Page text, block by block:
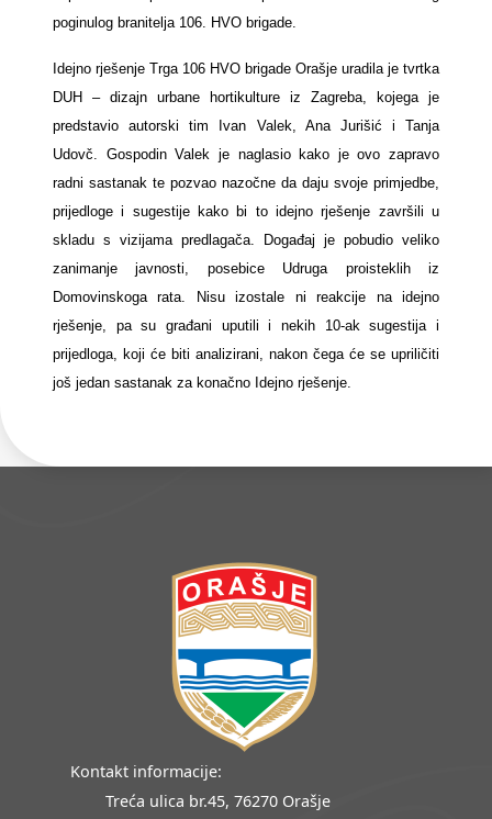
poginulog branitelja 106. HVO brigade.
Idejno rješenje Trga 106 HVO brigade Orašje uradila je tvrtka
DUH – dizajn urbane hortikulture iz Zagreba, kojega je
predstavio autorski tim Ivan Valek, Ana Jurišić i Tanja
Udovč. Gospodin Valek je naglasio kako je ovo zapravo
radni sastanak te pozvao nazočne da daju svoje primjedbe,
prijedloge i sugestije kako bi to idejno rješenje završili u
skladu s vizijama predlagača. Događaj je pobudio veliko
zanimanje javnosti, posebice Udruga proisteklih iz
Domovinskoga rata. Nisu izostale ni reakcije na idejno
rješenje, pa su građani uputili i nekih 10-ak sugestija i
prijedloga, koji će biti analizirani, nakon čega će se upriličiti
još jedan sastanak za konačno Idejno rješenje.
Kontakt informacije:
Treća ulica br.45, 76270 Orašje